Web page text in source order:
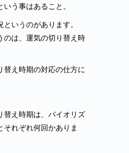
う事はあること。
いうのがあります。
のは、運気の切り替え時
替え時期の対応の仕方に
替え時期は、バイオリズ
それぞれ何回かありま